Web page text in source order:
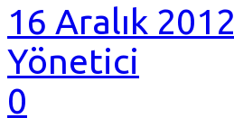
16 Aralık 2012
Yönetici
0